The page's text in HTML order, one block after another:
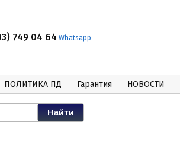
749 04 64 Whatsapp
ПОЛИТИКА ПД Гарантия НОВОСТИ